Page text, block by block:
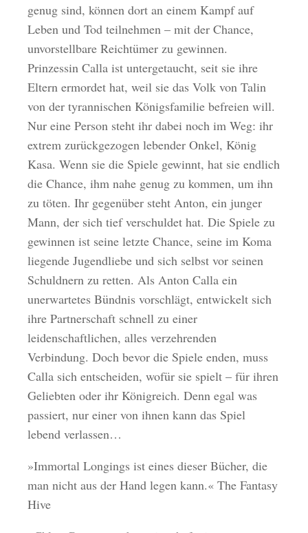
genug sind, können dort an einem Kampf auf
Leben und Tod teilnehmen – mit der Chance,
unvorstellbare Reichtümer zu gewinnen.
Prinzessin Calla ist untergetaucht, seit sie ihre
Eltern ermordet hat, weil sie das Volk von Talin
von der tyrannischen Königsfamilie befreien will.
Nur eine Person steht ihr dabei noch im Weg: ihr
extrem zurückgezogen lebender Onkel, König
Kasa. Wenn sie die Spiele gewinnt, hat sie endlich
die Chance, ihm nahe genug zu kommen, um ihn
zu töten. Ihr gegenüber steht Anton, ein junger
Mann, der sich tief verschuldet hat. Die Spiele zu
gewinnen ist seine letzte Chance, seine im Koma
liegende Jugendliebe und sich selbst vor seinen
Schuldnern zu retten. Als Anton Calla ein
unerwartetes Bündnis vorschlägt, entwickelt sich
ihre Partnerschaft schnell zu einer
leidenschaftlichen, alles verzehrenden
Verbindung. Doch bevor die Spiele enden, muss
Calla sich entscheiden, wofür sie spielt – für ihren
Geliebten oder ihr Königreich. Denn egal was
passiert, nur einer von ihnen kann das Spiel
lebend verlassen…
»Immortal Longings ist eines dieser Bücher, die
man nicht aus der Hand legen kann.« The Fantasy
Hive